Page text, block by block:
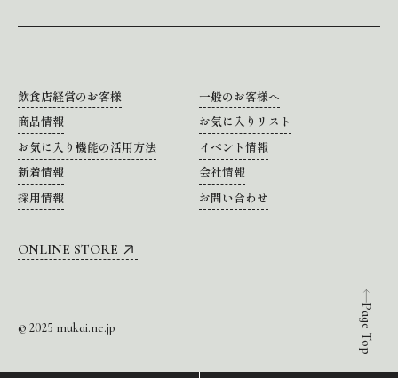
Page Top
飲食店経営のお客様
一般のお客様へ
商品情報
お気に入りリスト
お気に入り機能の活用方法
イベント情報
新着情報
会社情報
採用情報
お問い合わせ
ONLINE STORE
© 2025 mukai.ne.jp